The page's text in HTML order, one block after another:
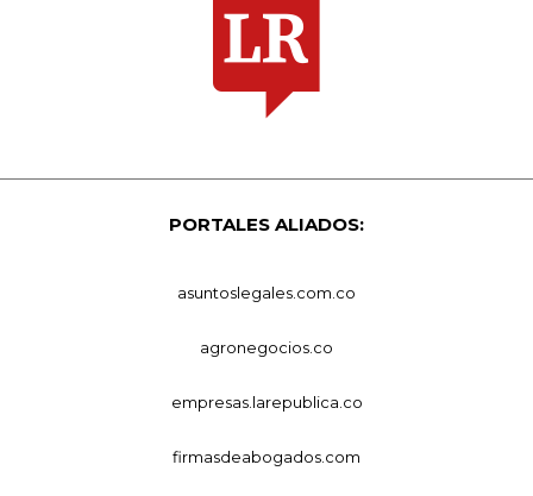
PORTALES ALIADOS:
asuntoslegales.com.co
agronegocios.co
empresas.larepublica.co
firmasdeabogados.com